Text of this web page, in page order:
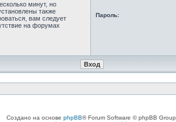
минут, но
также
вам следует
на форумах
Пароль:
Создано на основе phpBB® Forum Software © phpBB Group